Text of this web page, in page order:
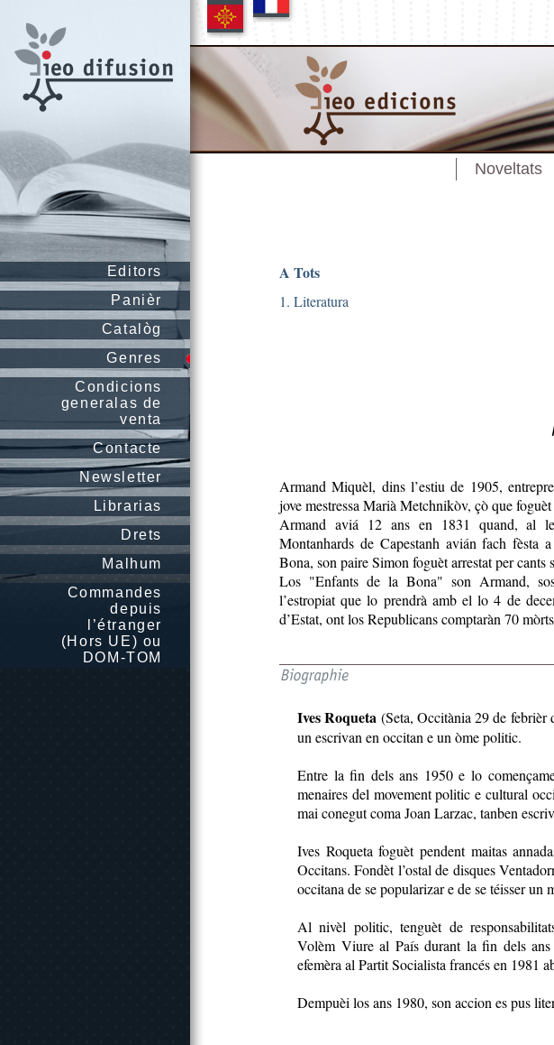
Editors
Panièr
Catalòg
Genres
Condicions
generalas de
venta
Contacte
Newsletter
Librarias
Drets
Malhum
Commandes
depuis
l’étranger
(Hors UE) ou
DOM-TOM
Noveltats
A Tots
1. Literatura
Armand Miquèl, dins l’estiu de 1905,
jove mestressa Marià Metchnikòv, çò que
Armand aviá 12 ans en 1831 quand, al
Montanhards de Capestanh avián fach fèsta
Bona, son paire Simon foguèt arrestat per cants
Los "Enfants de la Bona" son Armand,
l’estropiat que lo prendrà amb el lo 4 de
d’Estat, ont los Republicans comptaràn 70
Ives Roqueta (Seta, Occitània 29 de febrièr
un escrivan en occitan e un òme politic.
Entre la fin dels ans 1950 e lo
menaires del movement politic e cultural
mai conegut coma Joan Larzac, tanben
Ives Roqueta foguèt pendent maitas
Occitans. Fondèt l’ostal de disques
occitana de se popularizar e de se téisser un
Al nivèl politic, tenguèt de
Volèm Viure al País durant la fin dels
efemèra al Partit Socialista francés en 1981
Dempuèi los ans 1980, son accion es pus